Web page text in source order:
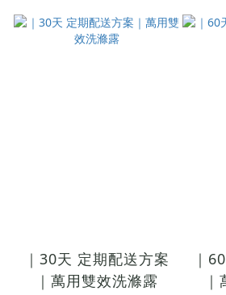
｜30天 定期配送方案
｜萬用雙效洗滌露
｜